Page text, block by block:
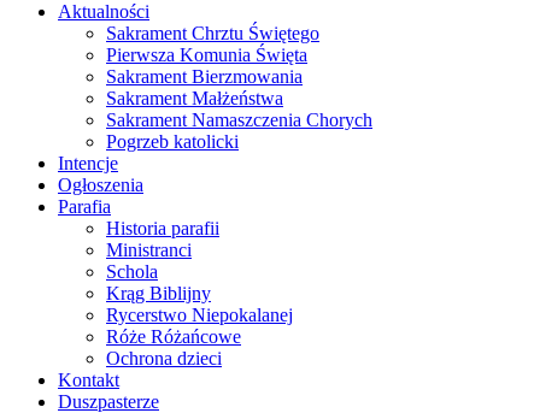
Aktualności
Sakrament Chrztu Świętego
Pierwsza Komunia Święta
Sakrament Bierzmowania
Sakrament Małżeństwa
Sakrament Namaszczenia Chorych
Pogrzeb katolicki
Intencje
Ogłoszenia
Parafia
Historia parafii
Ministranci
Schola
Krąg Biblijny
Rycerstwo Niepokalanej
Róże Różańcowe
Ochrona dzieci
Kontakt
Duszpasterze